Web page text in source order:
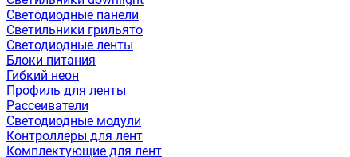
Светодиодные панели
Светильники грильято
Светодиодные ленты
Блоки питания
Гибкий неон
Профиль для ленты
Рассеиватели
Светодиодные модули
Контроллеры для лент
Комплектующие для лент